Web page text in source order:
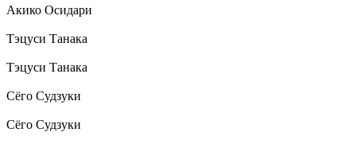
Акико Осидари
Тэцуси Танака
Тэцуси Танака
Сёго Судзуки
Сёго Судзуки